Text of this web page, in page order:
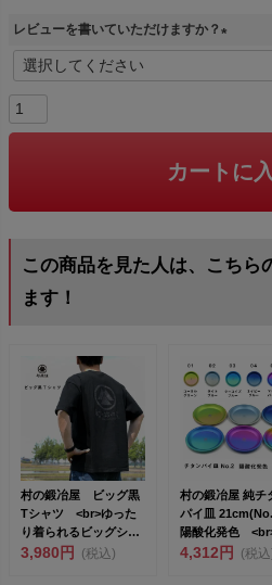
レビューを書いていただけますか？
必
カートに
この商品を見た人は、こちら
ます！
村の鍛冶屋 ビッグ黒
Tシャツ <br>ゆった
り着られるビッグシル
エット ...
3,980円 (税込)
村の鍛冶屋 純チ
パイ皿
陽酸化発色
4,312円 (税